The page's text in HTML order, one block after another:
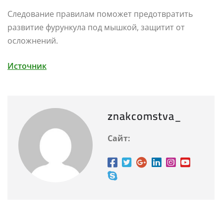
Следование правилам поможет предотвратить
развитие фурункула под мышкой, защитит от
осложнений.
Источник
znakcomstva_
Сайт: